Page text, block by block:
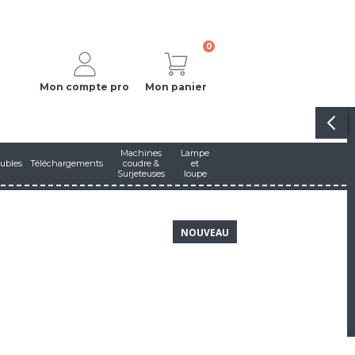
Mon compte pro
0
Mon panier
Téléchargements
Machines
coudre &
Surjeteuses
Lampe
et
loupe
NOUVEAU